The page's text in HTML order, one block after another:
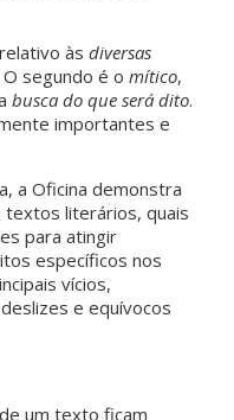
às diversas
O segundo é o mítico,
busca do que será dito.
importantes e
a Oficina demonstra
textos literários, quais
para atingir
específicos nos
vícios,
e equívocos
um texto ficam